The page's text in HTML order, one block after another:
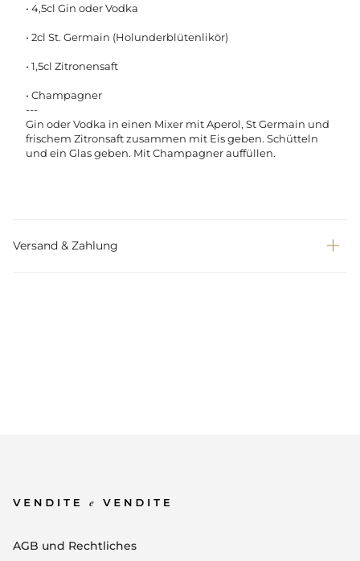
• 4,5cl Gin oder Vodka
• 2cl St. Germain (Holunderblütenlikör)
• 1,5cl Zitronensaft
• Champagner
---
Gin oder Vodka in einen Mixer mit Aperol, St Germain und
frischem Zitronsaft zusammen mit Eis geben. Schütteln
und ein Glas geben. Mit Champagner auffüllen.
Versand & Zahlung
AGB und Rechtliches